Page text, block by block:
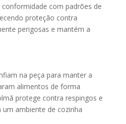
com padrões de
proteção contra
perigosas e mantém a
na peça para manter a
alimentos de forma
protege contra respingos e
um ambiente de cozinha